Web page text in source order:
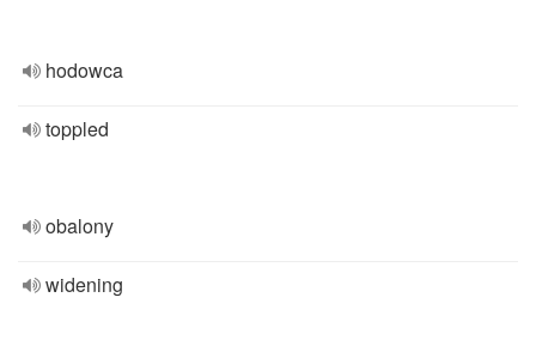
hodowca
toppled
obalony
widening